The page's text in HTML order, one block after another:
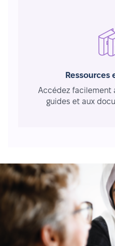
Ressources
Accédez facilement
guides et aux